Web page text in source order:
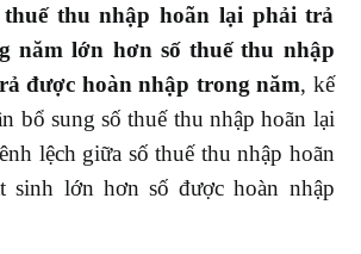
thu nhập hoãn lại phải trả
năm lớn hơn số thuế thu nhập
được hoàn nhập trong năm, kế
bổ sung số thuế thu nhập hoãn lại
lệch giữa số thuế thu nhập hoãn
sinh lớn hơn số được hoàn nhập